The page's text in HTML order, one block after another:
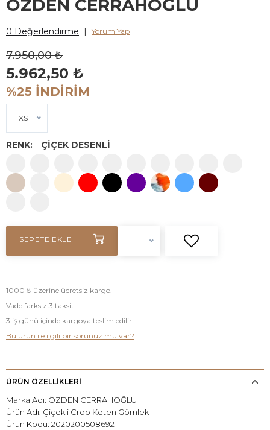
ÖZDEN CERRAHOĞLU
0 Değerlendirme | Yorum Yap
7.950,00 ₺
5.962,50 ₺
%25 İNDİRİM
XS
RENK: ÇİÇEK DESENLİ
SEPETE EKLE 1
1000 ₺ üzerine ücretsiz kargo.
Vade farksız 3 taksit.
3 iş günü içinde kargoya teslim edilir.
Bu ürün ile ilgili bir sorunuz mu var?
ÜRÜN ÖZELLİKLERİ
Marka Adı: ÖZDEN CERRAHOĞLU
Ürün Adı: Çiçekli Crop Keten Gömlek
Ürün Kodu: 2020200508692